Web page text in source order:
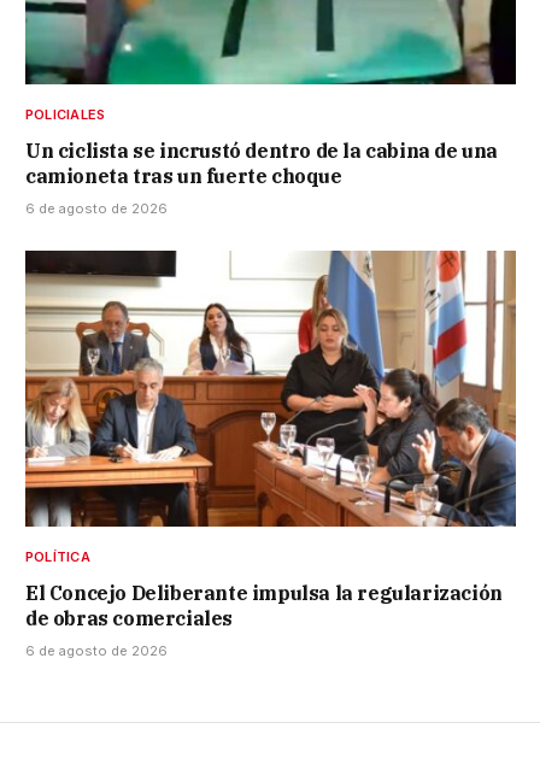
POLICIALES
Un ciclista se incrustó dentro de la cabina de una
camioneta tras un fuerte choque
6 de agosto de 2026
POLÍTICA
El Concejo Deliberante impulsa la regularización
de obras comerciales
6 de agosto de 2026